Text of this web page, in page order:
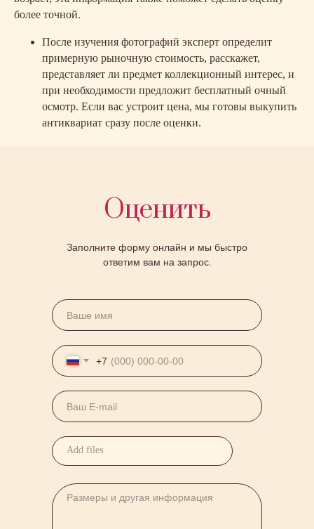
более точной.
После изучения фотографий эксперт определит
примерную рыночную стоимость, расскажет,
представляет ли предмет коллекционный интерес, и
при необходимости предложит бесплатный очный
осмотр. Если вас устроит цена, мы готовы выкупить
антиквариат сразу после оценки.
Оценить
Заполните форму онлайн и мы быстро
ответим вам на запрос.
+7
Add files